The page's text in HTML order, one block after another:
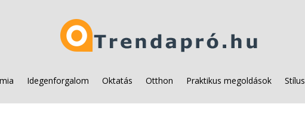
Idegenforgalom Oktatás Otthon Praktikus megoldások Stílus